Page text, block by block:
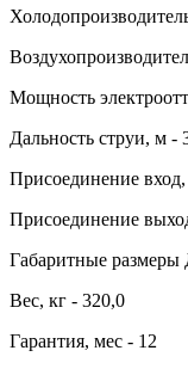
Мощность
Дальность струи, м -
Присоединение
Присоединение
Габаритные
Вес, кг - 320,0
Гарантия, мес - 12